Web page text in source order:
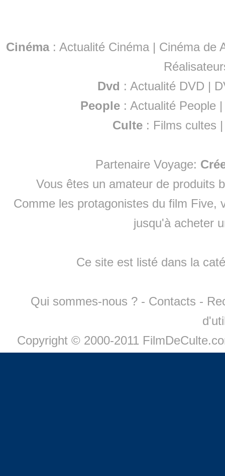
Cinéma: Actualité Cinéma | Cinéma de
Dvd : Actualité DVD |
People :Actualité People
Culte : Films cultes
Partenaire Voyage:
Vous êtes un amateur de produits
Comme les protagonistes du film Five,
jusqu'à acheter
Ce site est listé dans la
Qui sommes-nous ? - Contacts -
Copyright © 2000-2011